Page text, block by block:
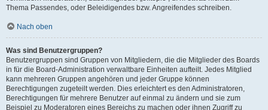
Thema Passendes, oder Beleidigendes bzw. Angreifendes schreiben.
Nach oben
Was sind Benutzergruppen?
Benutzergruppen sind Gruppen von Mitgliedern, die die Mitglieder des Boards
in für die Board-Administration verwaltbare Einheiten aufteilt. Jedes Mitglied
kann mehreren Gruppen angehören und jeder Gruppe können
Berechtigungen zugeteilt werden. Dies erleichtert es den Administratoren,
Berechtigungen für mehrere Benutzer auf einmal zu ändern und sie zum
Beispiel zu Moderatoren eines Bereichs zu machen oder ihnen Zugriff zu